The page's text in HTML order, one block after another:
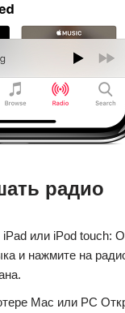
радио
или iPod touch:
и нажмите на
Mac или PC